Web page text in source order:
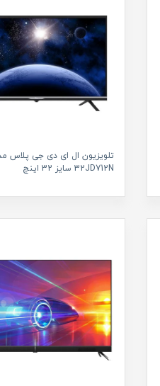
تلویزیون ال ای دی جی پلاس
32JD712N سایز 32 اینچ